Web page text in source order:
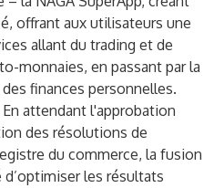
offrant aux utilisateurs une
allant du trading et de
monnaies, en passant par la
finances personnelles.
En attendant l'approbation
des résolutions de
du commerce, la fusion
les résultats